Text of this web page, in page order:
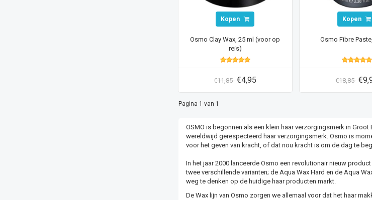
Kopen
Osmo Clay Wax, 25 ml (voor op
reis)
€11,85 €4,95
Kopen
Osmo Fibre
€18,85
Pagina 1 van 1
OSMO is begonnen als een klein haar verzorgingsmerk in
wereldwijd gerespecteerd haar verzorgingsmerk. Osmo is
voor het geven van kracht, of dat nou kracht is om de dag te
In het jaar 2000 lanceerde Osmo een revolutionair nieuw
twee verschillende varianten; de Aqua Wax Hard en de Aqua
weg te denken op de huidige haar producten markt.
De Wax lijn van Osmo zorgen we allemaal voor dat het haar